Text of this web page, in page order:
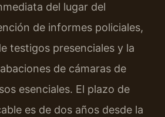
del lugar del
de informes policiales,
testigos presenciales y la
de cámaras de
esenciales. El plazo de
es de dos años desde la